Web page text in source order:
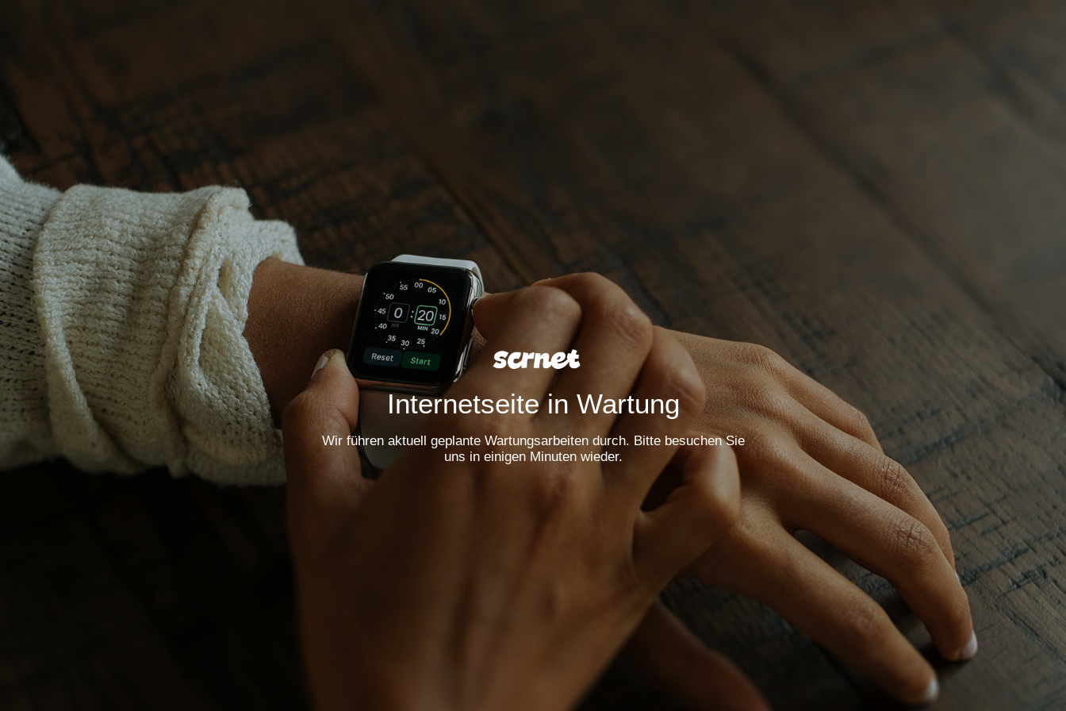
Internetseite in Wartung
Wir führen aktuell geplante Wartungsarbeiten durch. Bitte besuchen Sie
uns in einigen Minuten wieder.